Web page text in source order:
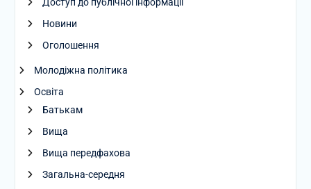
Новини
Оголошення
Молодіжна політика
Освіта
Батькам
Вища
Вища передфахова
Загальна-середня